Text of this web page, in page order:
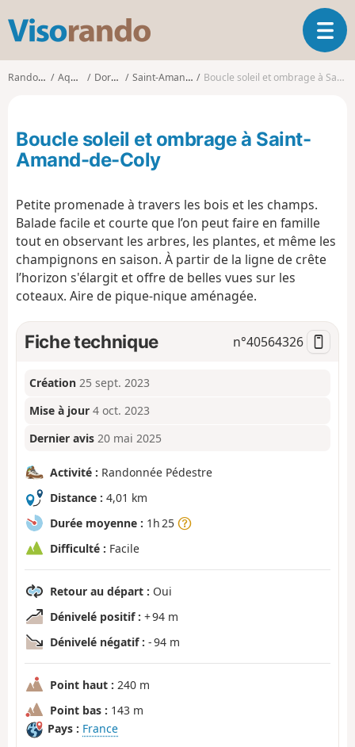
s
o
d
o
O
u
v
g
a
n
Randonnées Aquitaine Dordogne Saint-Amand-de-Coly Boucle soleil et ombrage à Saint-Amand-de-Coly
Boucle soleil et ombrage à Saint-
Amand-de-Coly
Petite promenade à travers les bois et les champs.
Balade facile et courte que l’on peut faire en famille
tout en observant les arbres, les plantes, et même les
champignons en saison. À partir de la ligne de crête
l’horizon s'élargit et offre de belles vues sur les
coteaux. Aire de pique-nique aménagée.
Fiche technique n°40564326
Création 25 sept. 2023
Mise à jour 4 oct. 2023
Dernier avis 20 mai 2025
Activité : Randonnée Pédestre
Distance : 4,01 km
Durée moyenne : 1h 25
Difficulté : Facile
Retour au départ : Oui
Dénivelé positif : + 94 m
Dénivelé négatif : - 94 m
Point haut : 240 m
Point bas : 143 m
Pays : France